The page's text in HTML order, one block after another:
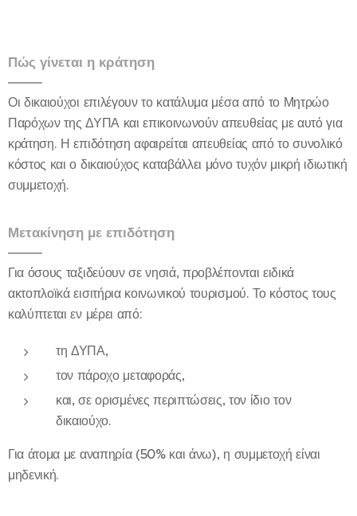
Πώς γίνεται η κράτηση
Οι δικαιούχοι επιλέγουν το κατάλυμα μέσα από το Μητρώο
Παρόχων της ΔΥΠΑ και επικοινωνούν απευθείας με αυτό για
κράτηση. Η επιδότηση αφαιρείται απευθείας από το συνολικό
κόστος και ο δικαιούχος καταβάλλει μόνο τυχόν μικρή ιδιωτική
συμμετοχή.
Μετακίνηση με επιδότηση
Για όσους ταξιδεύουν σε νησιά, προβλέπονται ειδικά
ακτοπλοϊκά εισιτήρια κοινωνικού τουρισμού. Το κόστος τους
καλύπτεται εν μέρει από:
τη ΔΥΠΑ,
τον πάροχο μεταφοράς,
και, σε ορισμένες περιπτώσεις, τον ίδιο τον
δικαιούχο.
Για άτομα με αναπηρία (50% και άνω), η συμμετοχή είναι
μηδενική.